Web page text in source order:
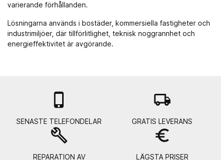
varierande förhållanden.
Lösningarna används i bostäder, kommersiella fastigheter och
industrimiljöer, där tillförlitlighet, teknisk noggrannhet och
energieffektivitet är avgörande.

SENASTE TELEFONDELAR
local_shipping
GRATIS LEVERANS
build
REPARATION AV
euro_symbol
LÄGSTA PRISER